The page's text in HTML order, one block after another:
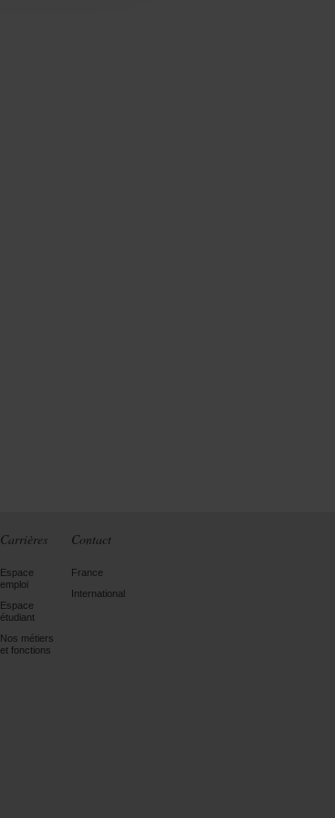
Carrières
Espace
emploi
Espace
étudiant
Nos métiers
et fonctions
Contact
France
International